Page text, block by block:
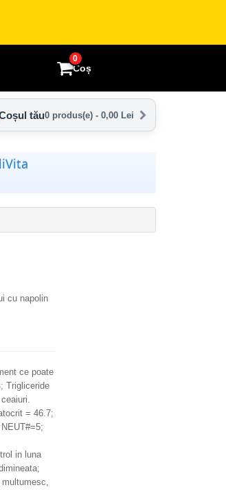
0
Coș
tău0 produs(e) - 0,00 Lei
cu napolin
ce poate
Trigliceride
= 46.7;
in luna